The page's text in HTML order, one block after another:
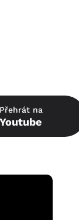
Přehrát na
Youtube